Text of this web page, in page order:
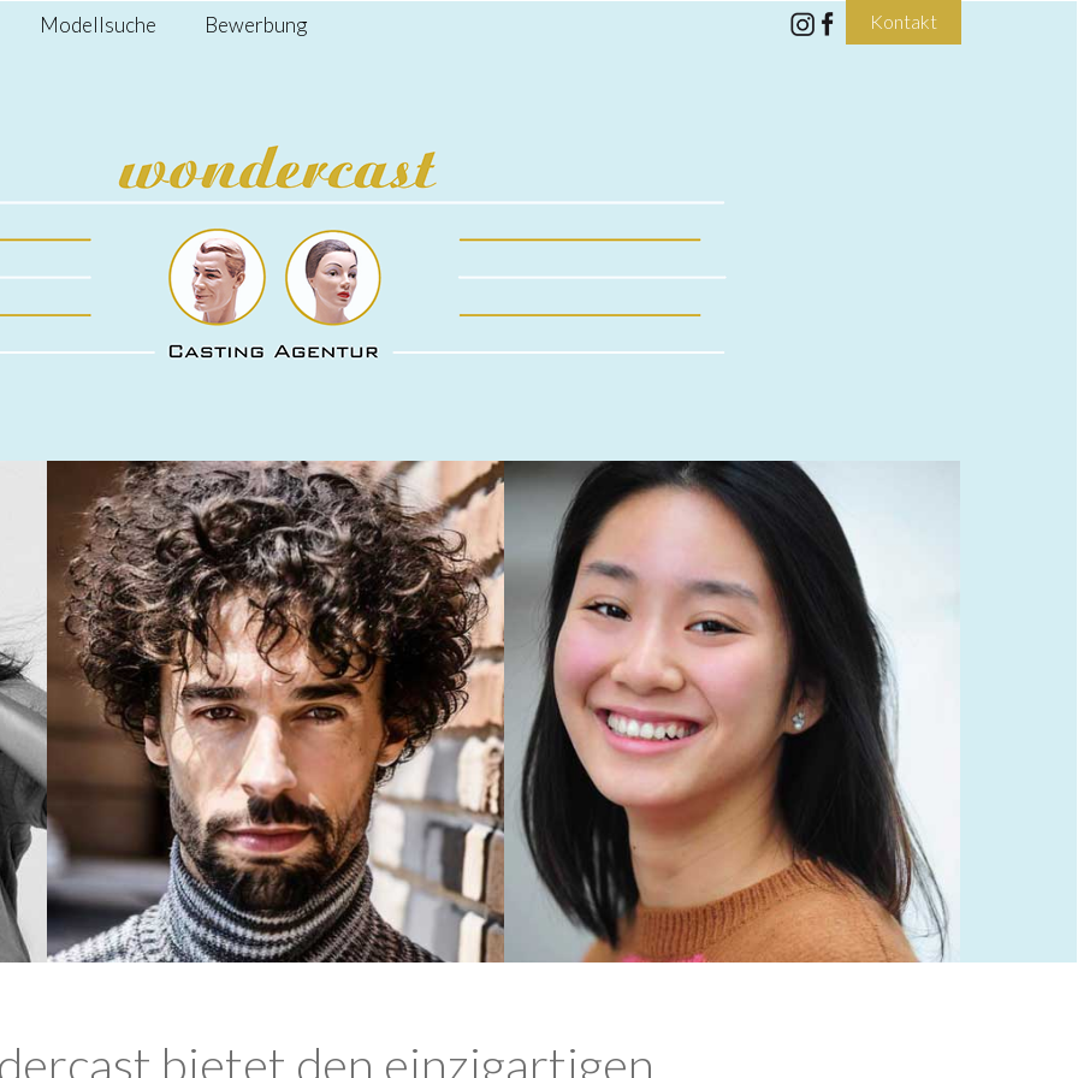
Modellsuche Bewerbung Kontakt
bietet den einzigartigen